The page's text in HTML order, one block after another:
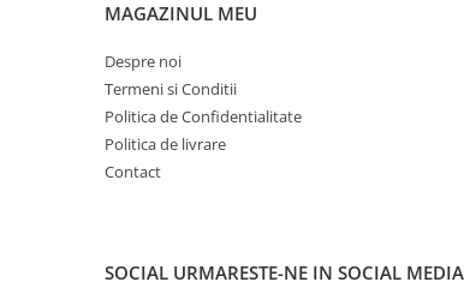
MAGAZINUL MEU
Despre noi
Termeni si Conditii
Politica de Confidentialitate
Politica de livrare
Contact
SOCIAL URMARESTE-NE IN SOCIAL MEDIA